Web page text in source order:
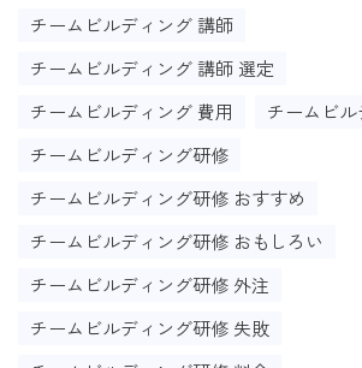
チームビルディング 講師
チームビルディング 講師 選定
チームビルディング 費用
チームビ
チームビルディング研修
チームビルディング研修 おすすめ
チームビルディング研修 おもしろい
チームビルディング研修 外注
チームビルディング研修 失敗